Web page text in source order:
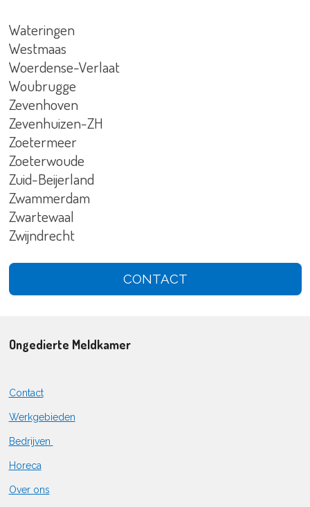
Wateringen
Westmaas
Woerdense-Verlaat
Woubrugge
Zevenhoven
Zevenhuizen-ZH
Zoetermeer
Zoeterwoude
Zuid-Beijerland
Zwammerdam
Zwartewaal
Zwijndrecht
CONTACT
Ongedierte Meldkamer
Contact
Werkgebieden
Bedrijven
Horeca
Over ons